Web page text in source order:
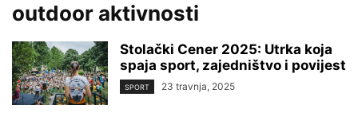
outdoor aktivnosti
Stolački Cener 2025: Utrka koja
spaja sport, zajedništvo i povijest
SPORT 23 travnja, 2025